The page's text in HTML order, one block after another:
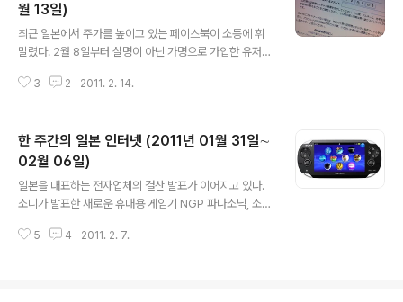
잡스씨(출처 CNN) 또한 애플 CEO 스티브 잡스씨가 여명
6주라는 뉴스가 흘러나와 충격을 주었는데 세상의 많은 애
플빠는 물론이고 다른 IT업체에 자극을 주기 위해서라도
그의 장수를 기원해 본다. 2월 14일 (월요일) DeNA, 모바
게타운 명칭을 "Mobage"로 일본 최대의 모바일 사이트
월 13일)
최근 일본에서 주가를 높이고 있는 페이스북이 소동에 휘
말렸다. 2월 8일부터 실명이 아닌 가명으로 가입한 유저의
기저기서 원성의 목소리가 터져 나왔다. 이용 정지에 대해
) 페이스북은 실명 가입을 원칙으로 하고 있어 가명으로 가
입하여 이용하는 경우 부적절한 행위로 인정되어 사용이
정지되는 경우가 발생한다고 밝히고 있다. 한국은 자신의
실명을 밝히는데 거부감이 적지만, 일본은 지금까지 실명
으로 커뮤니티 서비스를 이용하는 것을 터부시하고 있어
이번 사태도 그 연장선에서 일어난 것이 아닌가 싶다. 실명
3 2 2011. 2. 14.
한 주간의 일본 인터넷 (2011년 01월 31일∼
02월 06일)
일본을 대표하는 전자업체의 결산 발표가 이어지고 있다.
소니가 발표한 새로운 휴대용 게임기 NGP 파나소닉, 소니
화를 찾으며 세계 시장에서 앞서 나가고 있는 삼성과 LG
5 4 2011. 2. 7.